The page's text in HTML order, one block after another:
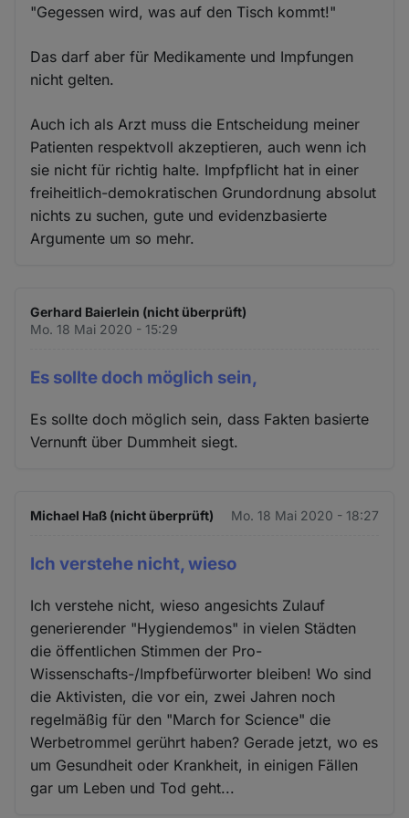
"Gegessen wird, was auf den Tisch kommt!"
Das darf aber für Medikamente und Impfungen
nicht gelten.
Auch ich als Arzt muss die Entscheidung meiner
Patienten respektvoll akzeptieren, auch wenn ich
sie nicht für richtig halte. Impfpflicht hat in einer
freiheitlich-demokratischen Grundordnung absolut
nichts zu suchen, gute und evidenzbasierte
Argumente um so mehr.
Gerhard Baierlein (nicht überprüft)
Mo. 18 Mai 2020 - 15:29
Es sollte doch möglich sein,
Es sollte doch möglich sein, dass Fakten basierte
Vernunft über Dummheit siegt.
Michael Haß (nicht überprüft) Mo. 18 Mai 2020 - 18:27
Ich verstehe nicht, wieso
Ich verstehe nicht, wieso angesichts Zulauf
generierender "Hygiendemos" in vielen Städten
die öffentlichen Stimmen der Pro-
Wissenschafts-/Impfbefürworter bleiben! Wo sind
die Aktivisten, die vor ein, zwei Jahren noch
regelmäßig für den "March for Science" die
Werbetrommel gerührt haben? Gerade jetzt, wo es
um Gesundheit oder Krankheit, in einigen Fällen
gar um Leben und Tod geht...